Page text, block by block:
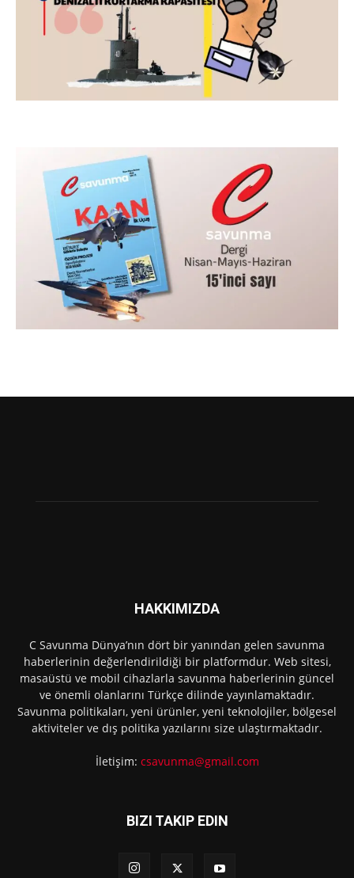
HAKKIMIZDA
C Savunma Dünya’nın dört bir yanından gelen savunma
haberlerinin değerlendirildiği bir platformdur. Web sitesi,
masaüstü ve mobil cihazlarla savunma haberlerinin güncel
ve önemli olanlarını Türkçe dilinde yayınlamaktadır.
Savunma politikaları, yeni ürünler, yeni teknolojiler, bölgesel
aktiviteler ve dış politika yazılarını size ulaştırmaktadır.
İletişim: csavunma@gmail.com
BIZI TAKIP EDIN